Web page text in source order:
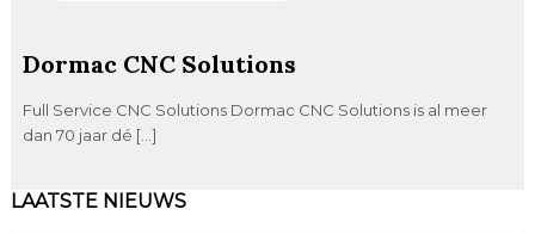
Dormac CNC Solutions
Full Service CNC Solutions Dormac CNC Solutions is al meer
dan 70 jaar dé […]
LAATSTE NIEUWS